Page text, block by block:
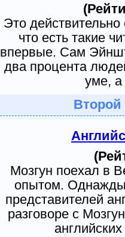
Это
что есть такие
впервые. Сам
два процента
уме, а
Мозгун поехал в
опытом. Однажды
представителей
разговоре с